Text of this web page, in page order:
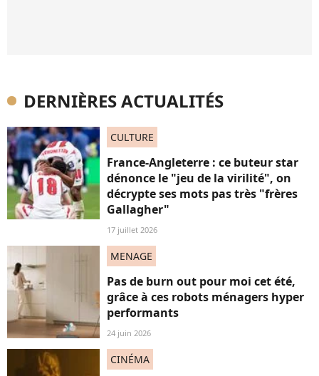
DERNIÈRES ACTUALITÉS
CULTURE
France-Angleterre : ce buteur star
dénonce le "jeu de la virilité", on
décrypte ses mots pas très "frères
Gallagher"
17 juillet 2026
MENAGE
Pas de burn out pour moi cet été,
grâce à ces robots ménagers hyper
performants
24 juin 2026
CINÉMA